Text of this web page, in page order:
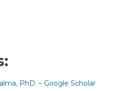
PhD. – Google Scholar